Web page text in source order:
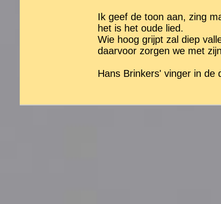
Ik geef de toon aan, zing
het is het oude lied.
Wie hoog grijpt zal diep
daarvoor zorgen we met
Hans Brinkers' vinger in de